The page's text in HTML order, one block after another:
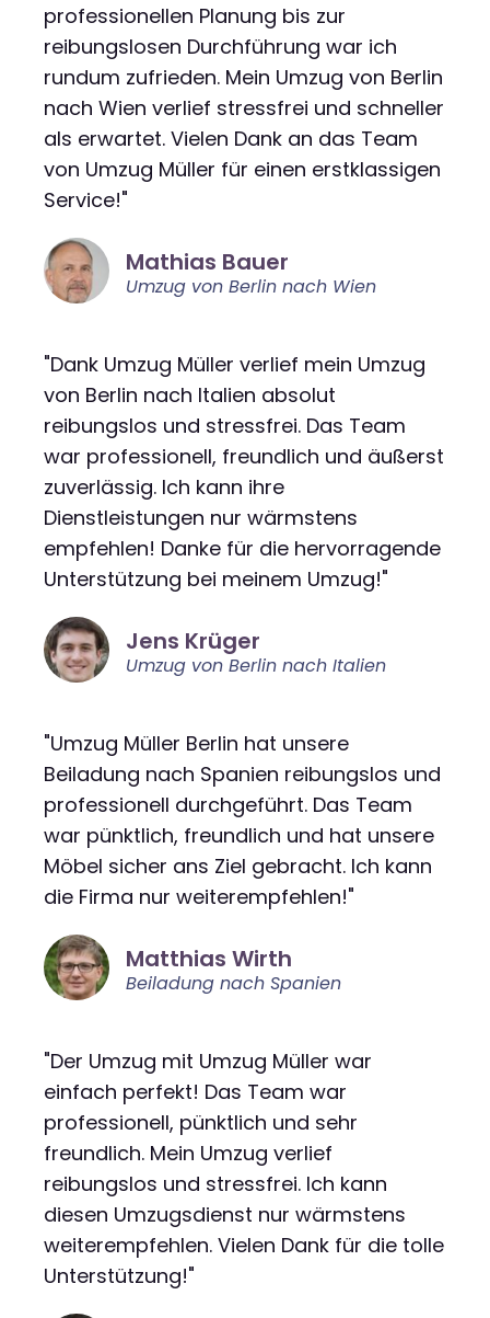
professionellen Planung bis zur
reibungslosen Durchführung war ich
rundum zufrieden. Mein Umzug von Berlin
nach Wien verlief stressfrei und schneller
als erwartet. Vielen Dank an das Team
von Umzug Müller für einen erstklassigen
Service!"
Mathias Bauer
Umzug von Berlin nach Wien
"Dank Umzug Müller verlief mein Umzug
von Berlin nach Italien absolut
reibungslos und stressfrei. Das Team
war professionell, freundlich und äußerst
zuverlässig. Ich kann ihre
Dienstleistungen nur wärmstens
empfehlen! Danke für die hervorragende
Unterstützung bei meinem Umzug!"
Jens Krüger
Umzug von Berlin nach Italien
"Umzug Müller Berlin hat unsere
Beiladung nach Spanien reibungslos und
professionell durchgeführt. Das Team
war pünktlich, freundlich und hat unsere
Möbel sicher ans Ziel gebracht. Ich kann
die Firma nur weiterempfehlen!"
Matthias Wirth
Beiladung nach Spanien
"Der Umzug mit Umzug Müller war
einfach perfekt! Das Team war
professionell, pünktlich und sehr
freundlich. Mein Umzug verlief
reibungslos und stressfrei. Ich kann
diesen Umzugsdienst nur wärmstens
weiterempfehlen. Vielen Dank für die tolle
Unterstützung!"